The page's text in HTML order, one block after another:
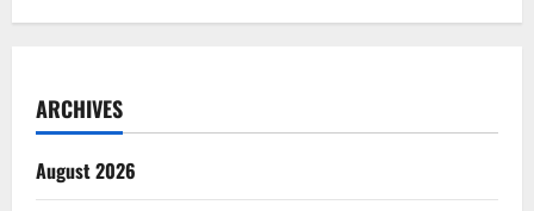
ARCHIVES
August 2026